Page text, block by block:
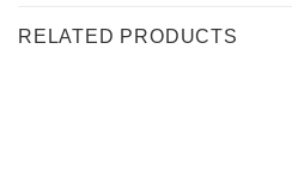
RELATED PRODUCTS